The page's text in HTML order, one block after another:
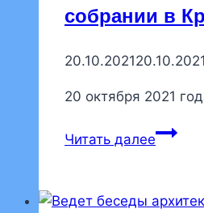
собрании в
20.10.202120.10.2021
20 октября 2021
Читать далее
и